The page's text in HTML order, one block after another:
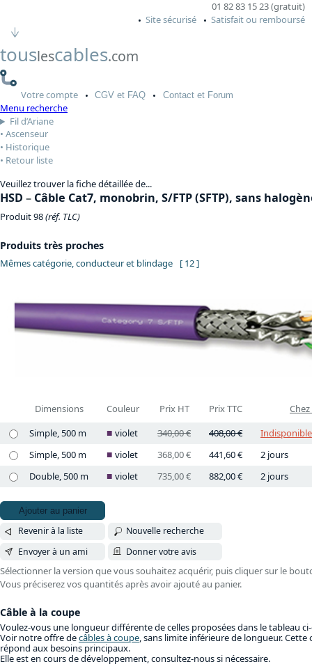
01 82 83 15 23 (gratuit)
Site sécurisé
Satisfait ou remboursé
touslescables.com
Votrecompte CGV et FAQ Contactet Forum
Menu recherche
Fil d’Ariane
Ascenseur
Historique
Retour liste
Veuillez trouver la fiche détaillée de...
HSD – Câble Cat7, monobrin, S/FTP (SFTP), sans
Produit 98(réf. TLC)
Produits très proches
Mêmes catégorie, conducteur et blindage [ 12 ]
Dimensions Couleur Prix HT Prix TTC
Simple, 500 m
violet 340,00 € 408,00 €
Simple, 500 m
violet 368,00 € 441,60 €
2 jours
Double, 500 m
violet 735,00 € 882,00 € 2 jours
Ajouter au panier
Revenir à la liste
Nouvelle recherche
Envoyer à un ami
Donner votre avis
Sélectionner la version que vous souhaitez acquérir, puis cliquer sur le
Vous préciserez vos quantités après avoir ajouté au panier.
Câble à la coupe
Voulez-vous une longueur différente de celles proposées dans le tableau
Voir notre offre decâbles à coupe, sans limite inférieure de longueur.
répond aux besoins principaux.
Elle est en cours de développement, consultez-nous si nécessaire.